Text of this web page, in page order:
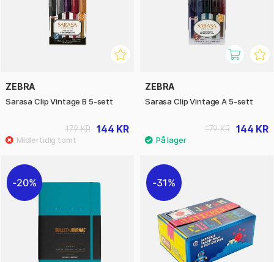
ZEBRA
Sarasa Clip Vintage B 5-sett
144 KR
179 KR
ZEBRA
Sarasa Clip Vintage A 5-sett
144 KR
179 KR
20% 31%